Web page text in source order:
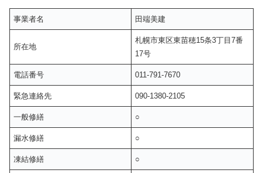
事業者名 田端美建
所在地
札幌市東区東苗穂15条3丁目7番
17号
電話番号 011-791-7670
緊急連絡先 090-1380-2105
一般修繕 ○
漏水修繕 ○
凍結修繕 ○